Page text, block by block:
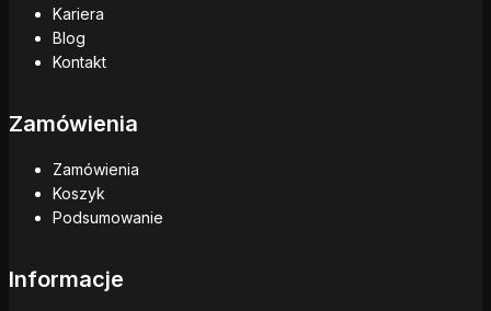
Kariera
Blog
Kontakt
Zamówienia
Zamówienia
Koszyk
Podsumowanie
Informacje